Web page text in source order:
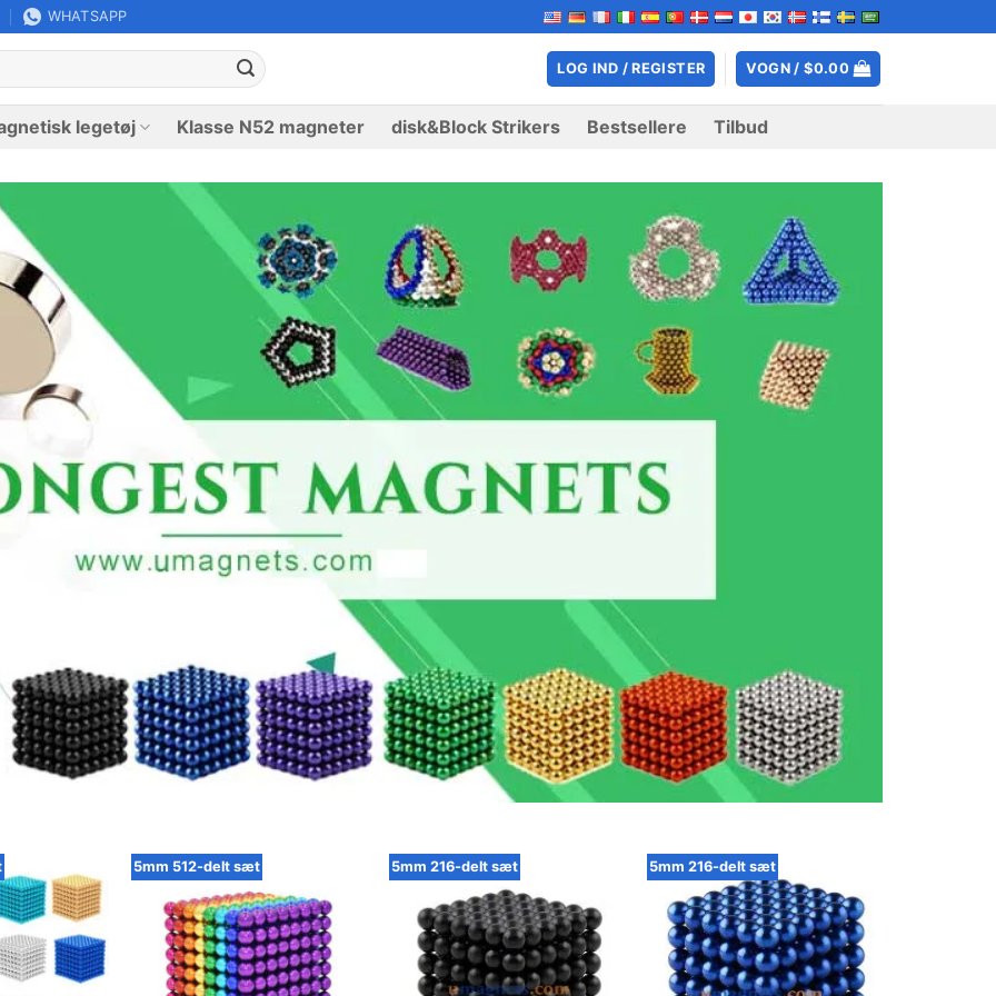
WHATSAPP
LOG IND / REGISTER VOGN /$0.00
legetøj Klasse N52 magneter disk&Block Strikers Bestsellere Tilbud
5mm 512-delt sæt 5mm 216-delt sæt 5mm 216-delt sæt